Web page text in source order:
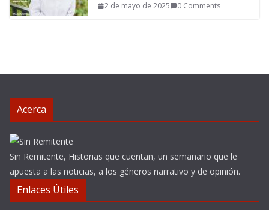
2 de mayo de 2025 0 Comments
Acerca
Sin Remitente, Historias que cuentan, un semanario que le
apuesta a las noticias, a los géneros narrativo y de opinión.
Enlaces Útiles